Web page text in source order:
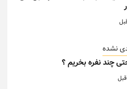
نشده
چند نفره بخریم ؟